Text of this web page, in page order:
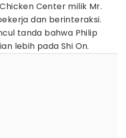
Center milik Mr.
dan berinteraksi.
tanda bahwa Philip
lebih pada Shi On.